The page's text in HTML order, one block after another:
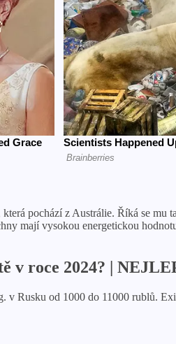
která pochází z Austrálie. Říká se
mají vysokou energetickou
v roce 2024? |
v Rusku od 1000 do 11000 rublů.